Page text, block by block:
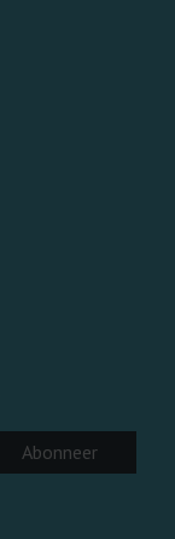
Abonneer